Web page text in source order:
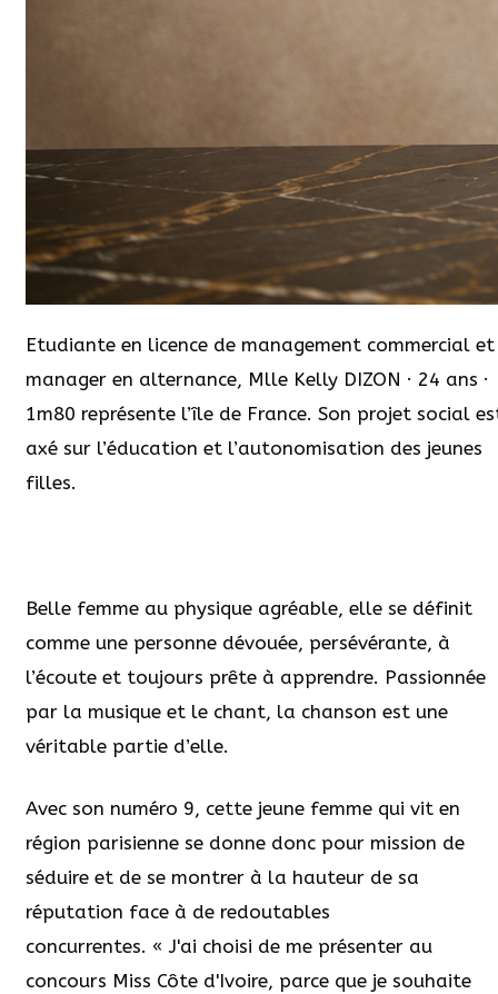
Etudiante en licence de management commercial et
manager en alternance, Mlle Kelly DIZON · 24 ans ·
1m80 représente l’île de France. Son projet social
axé sur l’éducation et l’autonomisation des jeunes
filles.
Belle femme au physique agréable, elle se définit
comme une personne dévouée, persévérante, à
l’écoute et toujours prête à apprendre. Passionnée
par la musique et le chant, la chanson est une
véritable partie d’elle.
Avec son numéro 9, cette jeune femme qui vit en
région parisienne se donne donc pour mission de
séduire et de se montrer à la hauteur de sa
réputation face à de redoutables
concurrentes. « J'ai choisi de me présenter au
concours Miss Côte d'Ivoire, parce que je souhaite